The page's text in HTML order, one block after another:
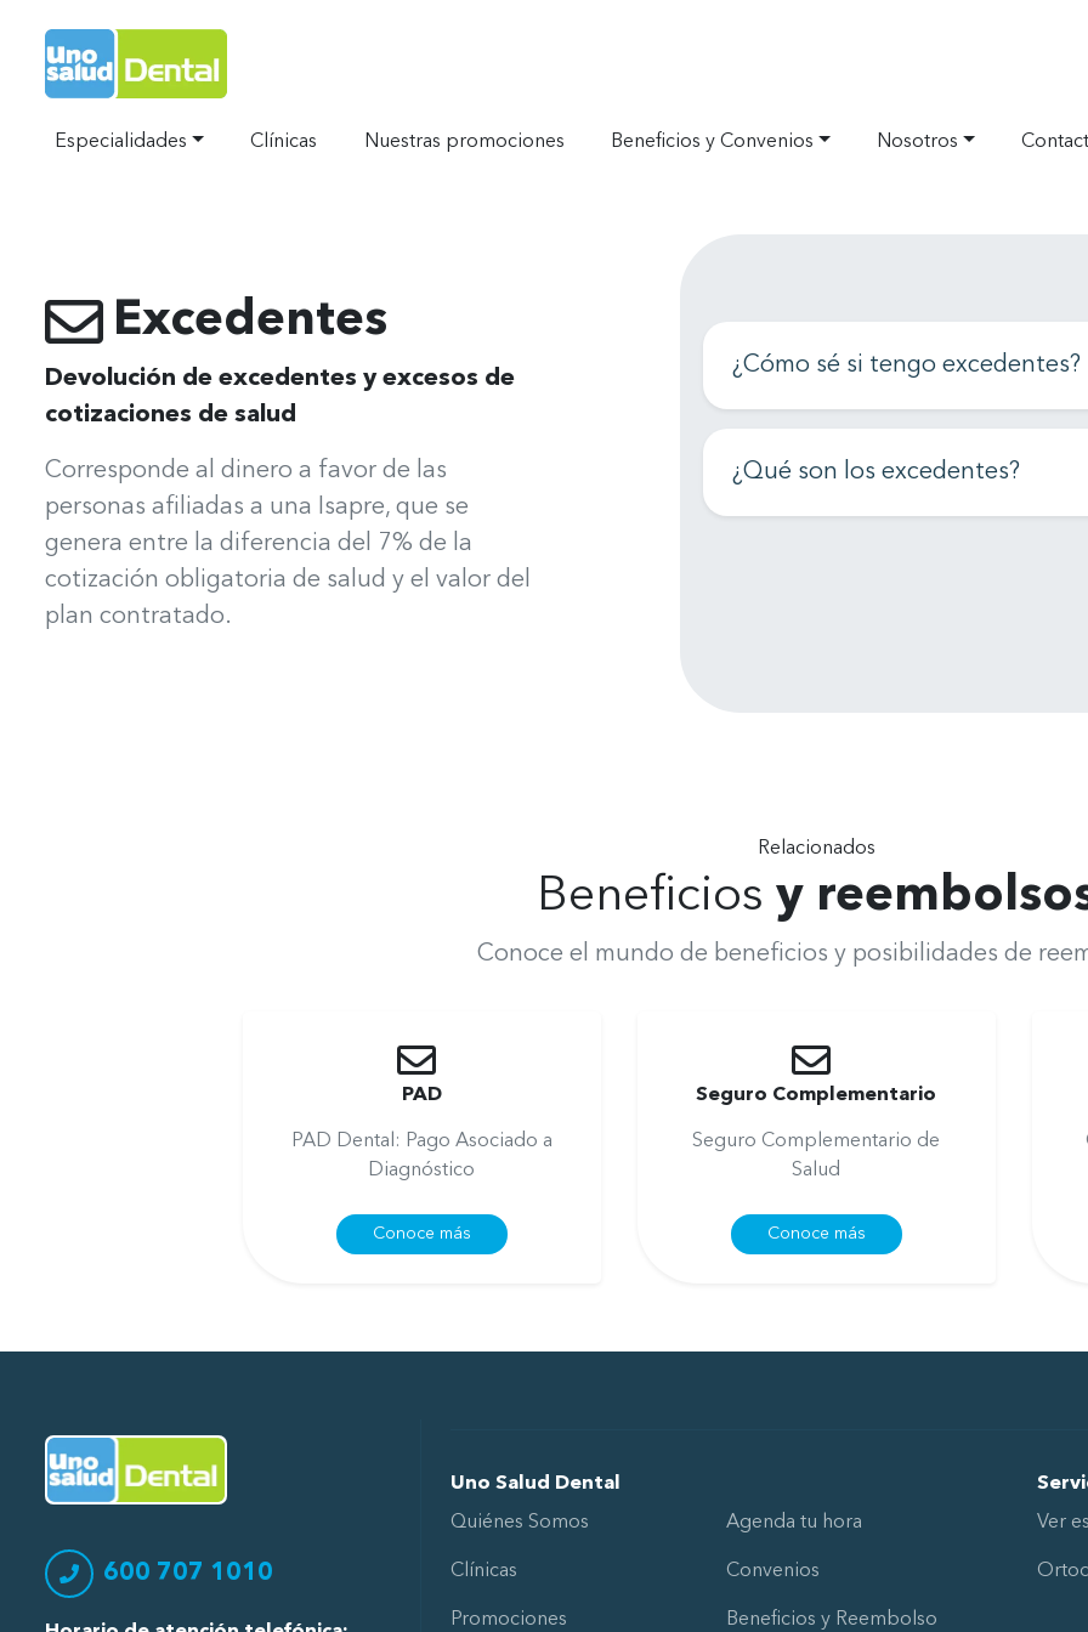
Especialidades Clínicas Nuestras promociones Beneficios y Convenios Nosotros
Excedentes
Devolución de excedentes y excesos de
cotizaciones de salud
Corresponde al dinero a favor de las
personas afiliadas a una Isapre, que se
genera entre la diferencia del 7% de la
cotización obligatoria de salud y el valor del
plan contratado.
¿Cómo sé si tengo excedentes?
¿Qué son los excedentes?
Relacionados
Beneficios y
Conoce el mundo de beneficios y posibilidades de
PAD
PAD Dental: Pago Asociado a
Diagnóstico
Conoce más
Seguro Complementario
Seguro Complementario de
Salud
Conoce más
600 707 1010
Uno Salud Dental
Quiénes Somos
Agenda tu hora
Clínicas Convenios
Promociones Beneficios y Reembolso
Ver